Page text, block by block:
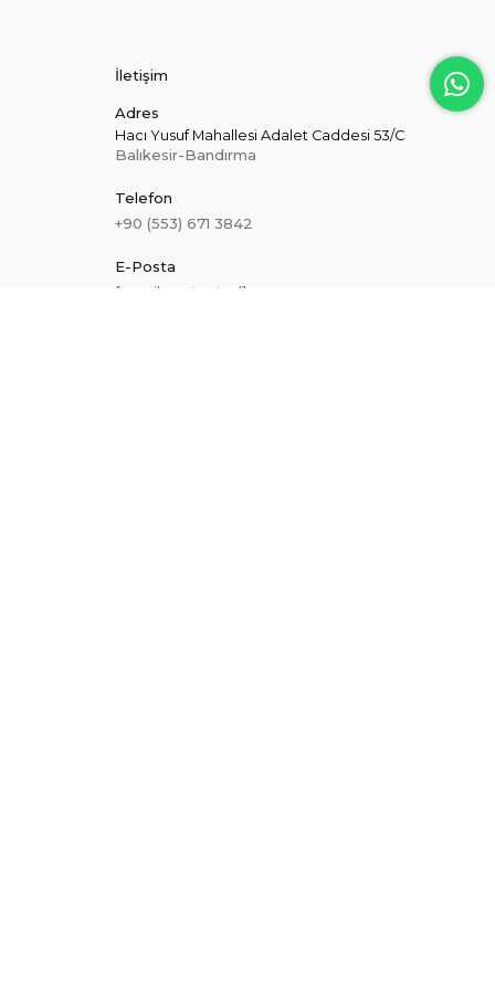
İletişim
Adres
Hacı Yusuf Mahallesi Adalet Caddesi 53/C
Balıkesir-Bandırma
Telefon
+90 (553) 671 3842
E-Posta
[email protected]